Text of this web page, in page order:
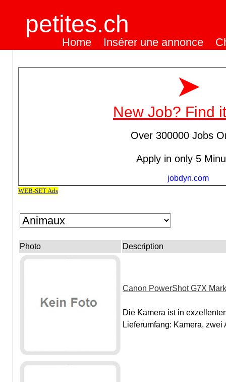
petites.ch
Home Insérer une annonce
Photo Description
Canon PowerShot G7X
Die Kamera ist in
Lieferumfang: Kamera, zwei